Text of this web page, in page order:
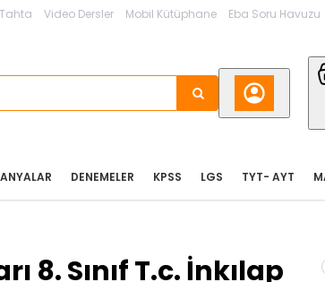
Tahta Video Dersler Mobil Kütüphane Eba Soru Havuzu
TYT- AYT
LGS
KPSS
DENEMELER
8. Sınıf T.c. İnkılap